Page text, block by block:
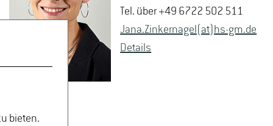
Tel. über +49 6722 502 511
Jana.​Zinker­na­gel(at)hs-​gm.​de
De­tails
bieten.